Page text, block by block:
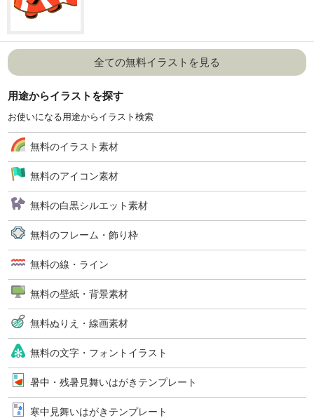
全ての無料イラストを見る
用途からイラストを探す
お使いになる用途からイラスト検索
無料のイラスト素材
無料のアイコン素材
無料の白黒シルエット素材
無料のフレーム・飾り枠
無料の線・ライン
無料の壁紙・背景素材
無料ぬりえ・線画素材
無料の文字・フォントイラスト
暑中・残暑見舞いはがきテンプレート
寒中見舞いはがきテンプレート